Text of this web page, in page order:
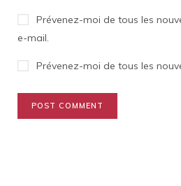
Prévenez-moi de tous les
e-mail.
Prévenez-moi de tous les